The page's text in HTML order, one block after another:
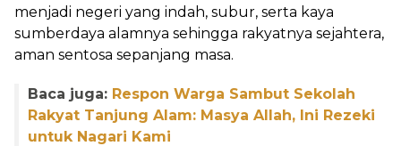
menjadi negeri yang indah, subur, serta kaya
sumberdaya alamnya sehingga rakyatnya sejahtera,
aman sentosa sepanjang masa.
Baca juga: Respon Warga Sambut Sekolah
Rakyat Tanjung Alam: Masya Allah, Ini Rezeki
untuk Nagari Kami